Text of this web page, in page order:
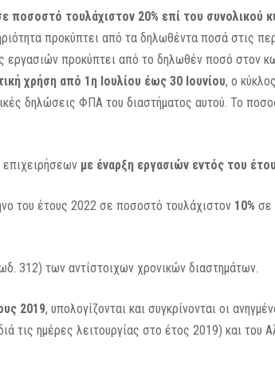
τουλάχιστον 20% επί του συνολικού
προκύπτει από τα δηλωθέντα ποσά στις
προκύπτει από το δηλωθέν ποσό στον
χρήση από 1η Ιουλίου έως 30 Ιουνίου, ο κύκλος
δηλώσεις ΦΠΑ του διαστήματος αυτού. Το
επιχειρήσεων με έναρξη εργασιών εντός του
του έτους 2022 σε ποσοστό τουλάχιστον 10% σε
312) των αντίστοιχων χρονικών διαστημάτων.
2019, υπολογίζονται και συγκρίνονται οι
τις ημέρες λειτουργίας στο έτος 2019) και του